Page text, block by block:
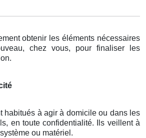
obtenir les éléments nécessaires
chez vous, pour finaliser les
habitués à agir à domicile ou dans les
en toute confidentialité. Ils veillent à
ou matériel.